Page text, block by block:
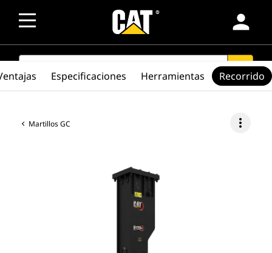
person
SEARCH search
Martillos GC more_vert
Especificaciones Herramientas Recorrido